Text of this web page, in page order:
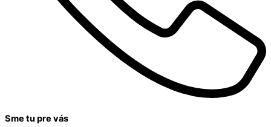
Sme tu pre vás